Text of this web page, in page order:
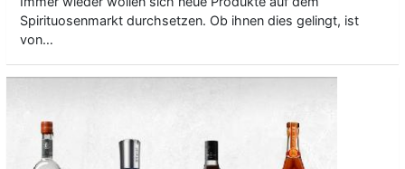
Spirituosenmarkt durchsetzen. Ob ihnen dies gelingt, ist
von…